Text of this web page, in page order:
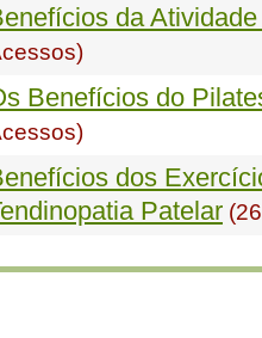
da
Benefícios do
dos
Patelar